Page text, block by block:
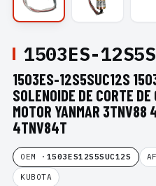
1503ES-
1503ES-12S5SUC12S
SOLENOIDE DE CORTE
MOTOR YANMAR
4TNV84T
OEM · 1503ES12S5SUC12S
KUBOTA